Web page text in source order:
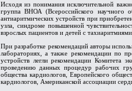
Исходя из понимания исключительной
группа ВНОА (Всероссийского научного
антиаритмических устройств при
узла, синдроме повышенной
взрослых пациентов и детей с тахиаритмиями.
При разработке рекомендаций авторы
лабораториях, а также рекомендации по
устройств легли рекомендации
проведению данных процедур рабочих
общества кардиологов, Европейского
кардиологов, Американской ассоциации